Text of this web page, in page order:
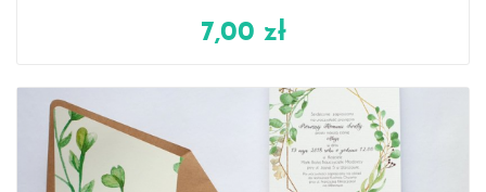
7,00 zł